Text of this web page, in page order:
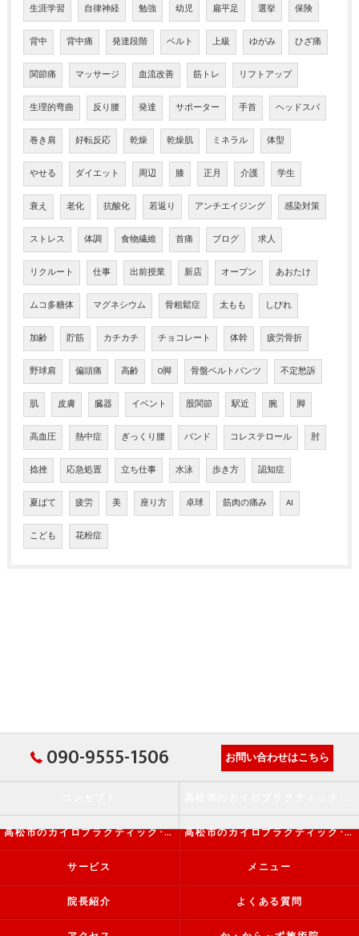
生涯学習 自律神経 勉強 幼児 扁平足 選挙 保険
背中 背中痛 発達段階 ベルト 上級 ゆがみ ひざ痛
関節痛 マッサージ 血流改善 筋トレ リフトアップ
生理的弯曲 反り腰 発達 サポーター 手首 ヘッドスパ
巻き肩 好転反応 乾燥 乾燥肌 ミネラル 体型
やせる ダイエット 周辺 膝 正月 介護 学生
衰え 老化 抗酸化 若返り アンチエイジング 感染対策
ストレス 体調 食物繊維 首痛 ブログ 求人
リクルート 仕事 出前授業 新店 オープン あおたけ
ムコ多糖体 マグネシウム 骨粗鬆症 太もも しびれ
加齢 貯筋 カチカチ チョコレート 体幹 疲労骨折
野球肩 偏頭痛 高齢 O脚 骨盤ベルトパンツ 不定愁訴
肌 皮膚 臓器 イベント 股関節 駅近 腕 脚
高血圧 熱中症 ぎっくり腰 バンド コレステロール 肘
捻挫 応急処置 立ち仕事 水泳 歩き方 認知症
夏ばて 疲労 美 座り方 卓球 筋肉の痛み AI
こども 花粉症
090-9555-1506 お問い合わせはこちら
高松市のカイロプラクティック･か・から～ず施術院の評判 高松市のカイロプラクティック･か・から～ず施術院のお客様の声
サービス メニュー
院長紹介 よくある質問